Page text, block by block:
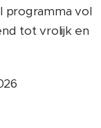
programma vol
tot vrolijk en